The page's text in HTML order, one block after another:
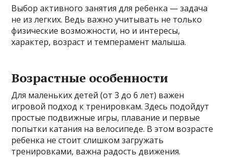
Выбор активного занятия для ребенка — задача
не из легких. Ведь важно учитывать не только
физические возможности, но и интересы,
характер, возраст и темперамент малыша.
Возрастные особенности
Для маленьких детей (от 3 до 6 лет) важен
игровой подход к тренировкам. Здесь подойдут
простые подвижные игры, плавание и первые
попытки катания на велосипеде. В этом возрасте
ребенка не стоит слишком загружать
тренировками, важна радость движения.